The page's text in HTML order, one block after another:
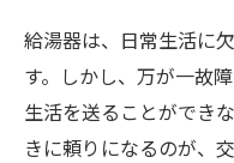
給湯器は、日常生活に
す。しかし、万が一故
生活を送ることができ
きに頼りになるのが、